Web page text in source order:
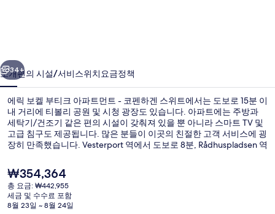
아
파
트
먼
트
코
펜
다음
34+
소개편의 시설/서비스위치요금정책
에릭 보켈 부티크 아파트먼트 - 코펜하겐 스위트에서는 도보로 15분 이
내 거리에 티볼리 공원 및 시청 광장도 있습니다. 아파트에는 주방과
세탁기/건조기 같은 편의 시설이 갖춰져 있을 뿐 아니라 스마트 TV 및
고급 침구도 제공됩니다. 많은 분들이 이곳의 친절한 고객 서비스에 굉
장히 만족했습니다. Vesterport 역에서 도보로 8분, Rådhuspladsen 역
현
재
가
격
₩354,364
총 요금: ₩442,955
세금 및 수수료 포함
8월 23일 ~ 8월 24일